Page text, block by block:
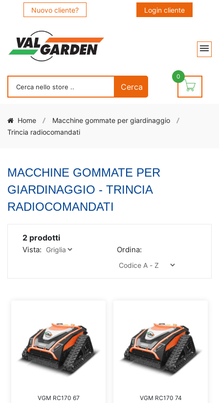
Nuovo cliente? Login cliente
0
Home
Macchine gommate per giardinaggio
Trincia radiocomandati
MACCHINE GOMMATE PER
GIARDINAGGIO - TRINCIA
RADIOCOMANDATI
2 prodotti
Vista: Ordina:
VGM RC170 67 VGM RC170 74